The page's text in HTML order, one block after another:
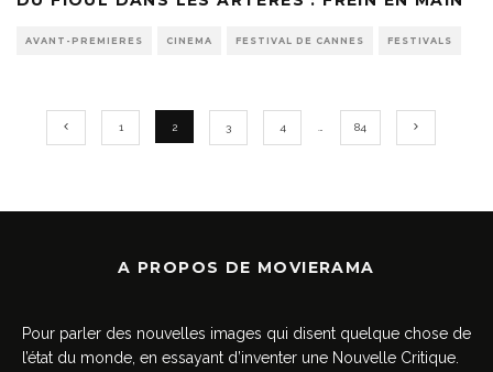
AVANT-PREMIERES CINEMA FESTIVAL DE CANNES FESTIVALS
1 2 3 4 … 84
A PROPOS DE MOVIERAMA
Pour parler des nouvelles images qui disent quelque chose de
l’état du monde, en essayant d’inventer une Nouvelle Critique.